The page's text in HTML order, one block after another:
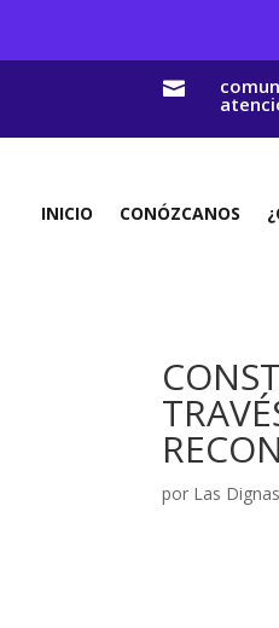

INICIO CONÓZCANOS
por Las